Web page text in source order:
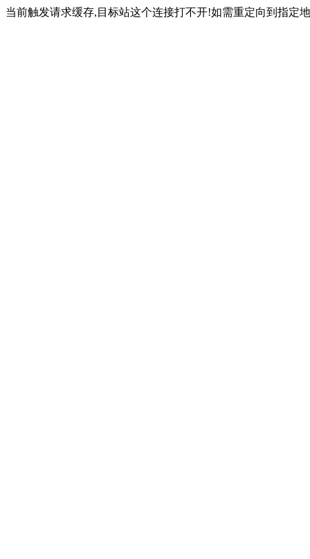
当前触发请求缓存,目标站这个连接打不开!如需重定向到指定